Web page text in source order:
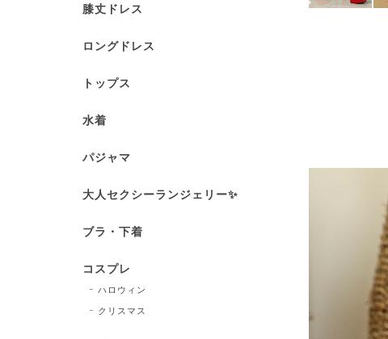
膝丈ドレス
ロングドレス
トップス
水着
パジャマ
大人セクシーランジェリー✨
ブラ・下着
コスプレ
ハロウィン
クリスマス